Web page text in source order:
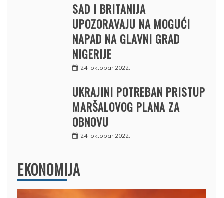
SAD I BRITANIJA
UPOZORAVAJU NA MOGUĆI
NAPAD NA GLAVNI GRAD
NIGERIJE
24. oktobar 2022.
UKRAJINI POTREBAN PRISTUP
MARŠALOVOG PLANA ZA
OBNOVU
24. oktobar 2022.
EKONOMIJA